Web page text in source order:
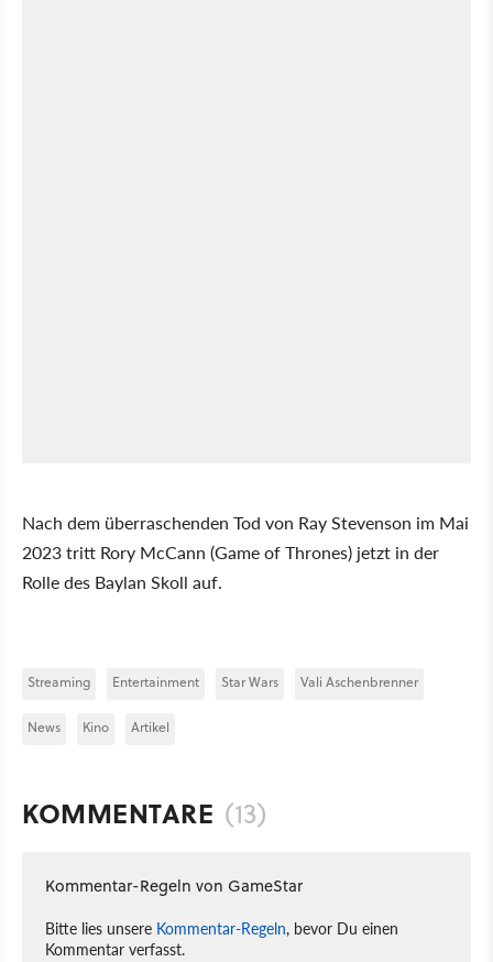
Nach dem überraschenden Tod von Ray Stevenson im Mai
2023 tritt Rory McCann (Game of Thrones) jetzt in der
Rolle des Baylan Skoll auf.
Streaming Entertainment Star Wars Vali Aschenbrenner
News Kino Artikel
KOMMENTARE (13)
Kommentar-Regeln von GameStar
Bitte lies unsere Kommentar-Regeln, bevor Du einen
Kommentar verfasst.